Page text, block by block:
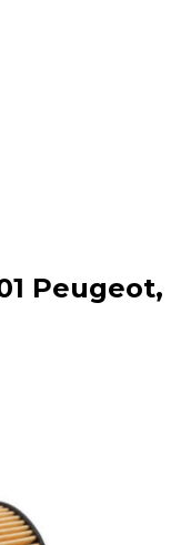
Peugeot,